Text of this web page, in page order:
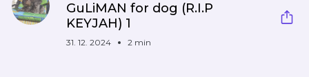
GuLiMAN for dog (R.I.P
KEYJAH) 1
31. 12. 2024 2 min